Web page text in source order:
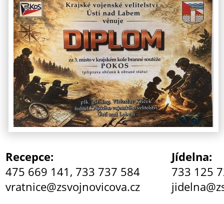
Recepce:
475 669 141, 733 737 584
vratnice@zsvojnovicova.cz
Jídelna:
733 125